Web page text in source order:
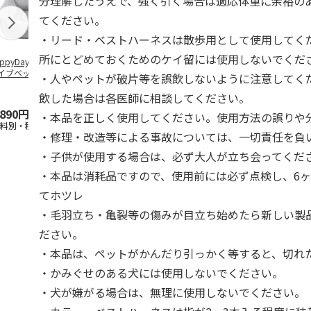
2wayド
ブベッド グレ
円
別・税込)
獣医師開発 ニオイ
をとる砂専用 猫ト
イレ ナチュラルグ
レー
1,550円
(送料別・税込)
デオトイレ 飛び散
らない消臭・抗菌サ
ンド 4L
1,320円
(送料別・税込)
無添加良品
ムデンタル
ぐるぐるボ
470円
(送料別・税
てください。
・リード・ベストハーネスは散歩用として使用して
所にとどめておくためのケイ留には使用しないでくだ
・人やペットが破片等を誤飲しないように注意して
飲した場合は各医師に相談してください。
・本品を正しく使用してください。使用方法の誤りや
・修理・改造等による事故については、一切責任を負
・子供が使用する場合は、必ず大人が立ち会ってくだ
・本品は消耗品ですので、使用前には必ず点検し、6
てホツレ
・毛羽立ち・亀裂等の傷みが目立ち始めたら新しい
ださい。
・本品は、ペットがかんだり引っかく等すると、切れ
・かみぐせのある犬には使用しないでください。
・犬が嫌がる場合は、無理に使用しないでください。